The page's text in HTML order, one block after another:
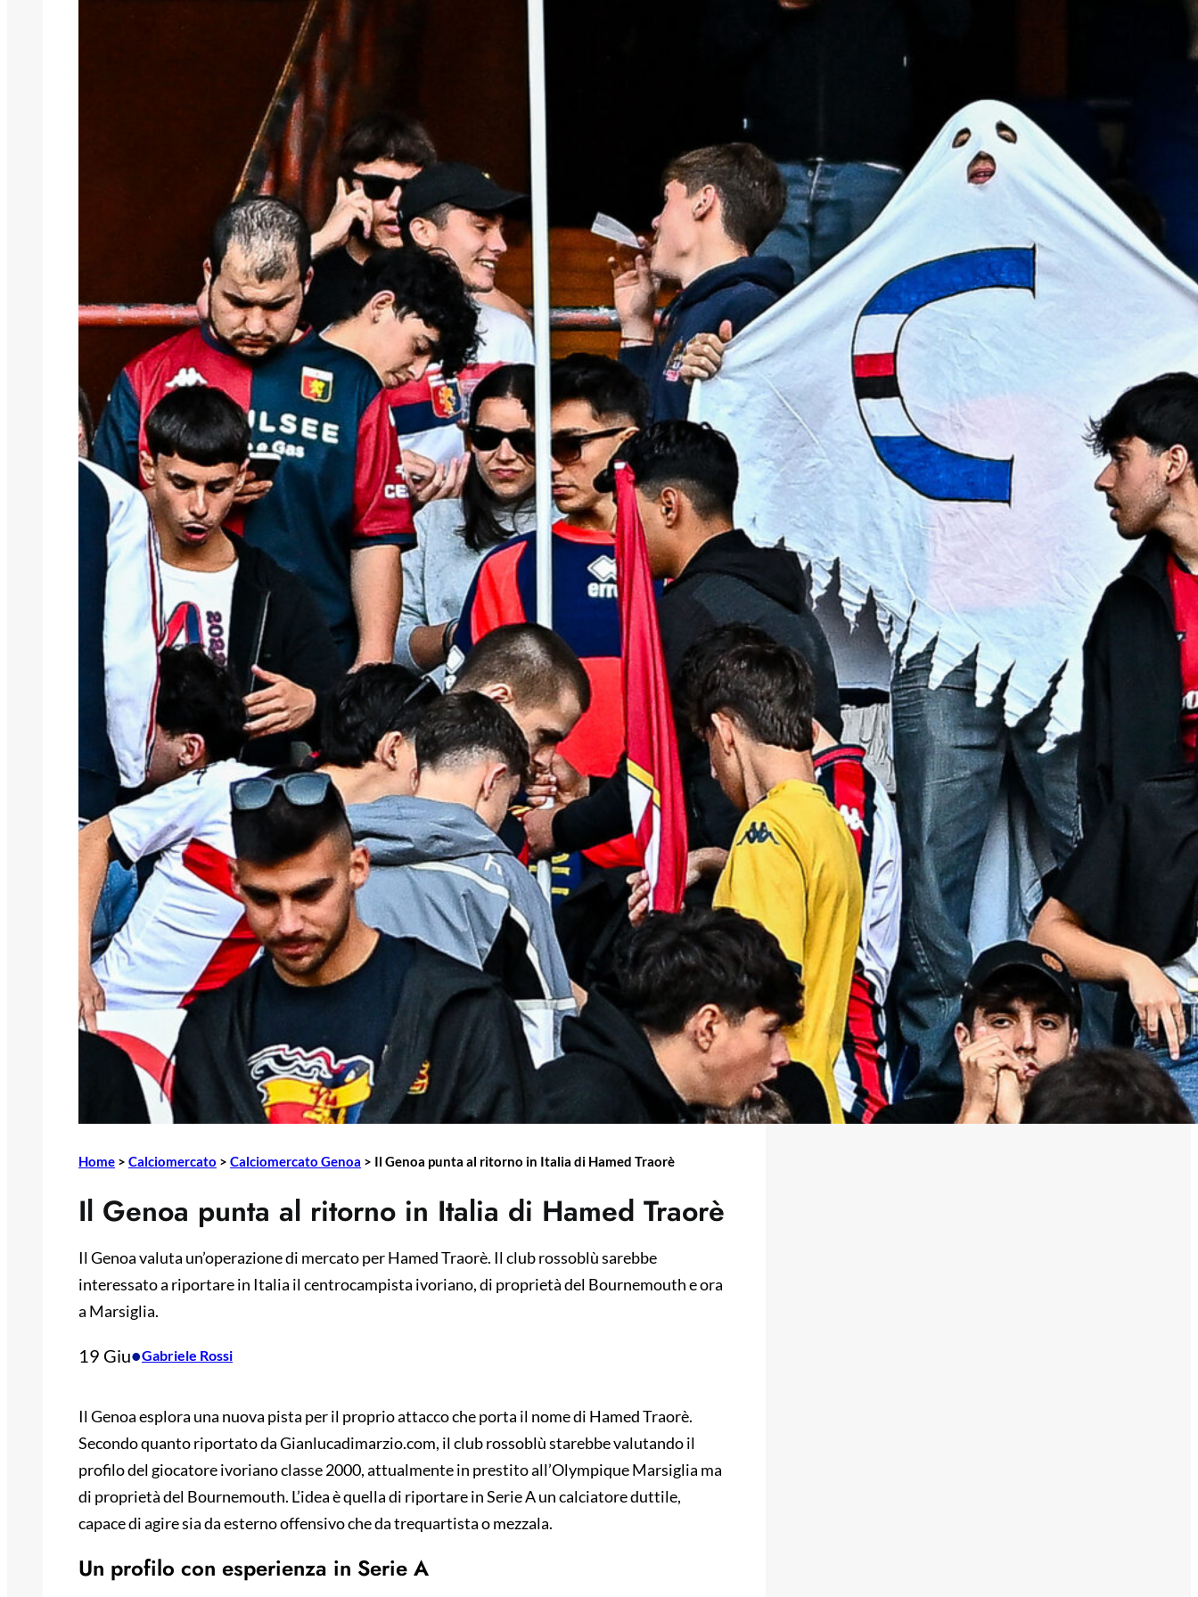
Home > Calciomercato > Calciomercato Genoa > Il Genoa punta al ritorno in Italia di Hamed Traorè
Il Genoa punta al ritorno in Italia di Hamed Traorè
Il Genoa valuta un’operazione di mercato per Hamed Traorè. Il club rossoblù sarebbe
interessato a riportare in Italia il centrocampista ivoriano, di proprietà del Bournemouth e ora
a Marsiglia.
19 Giu•Gabriele Rossi
Il Genoa esplora una nuova pista per il proprio attacco che porta il nome di Hamed Traorè.
Secondo quanto riportato da Gianlucadimarzio.com, il club rossoblù starebbe valutando il
profilo del giocatore ivoriano classe 2000, attualmente in prestito all’Olympique Marsiglia ma
di proprietà del Bournemouth. L’idea è quella di riportare in Serie A un calciatore duttile,
capace di agire sia da esterno offensivo che da trequartista o mezzala.
Un profilo con esperienza in Serie A
Cisano: nuova sfida a 50 anni
Genoa in lutto: è scomparso l’ex
allenatore Pippo Marchioro
6 Agosto 2026